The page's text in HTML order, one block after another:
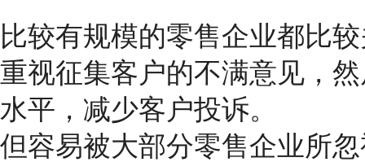
比较有规模的零售企业都比
重视征集客户的不满意见，
水平，减少客户投诉。
但容易被大部分零售企业所忽